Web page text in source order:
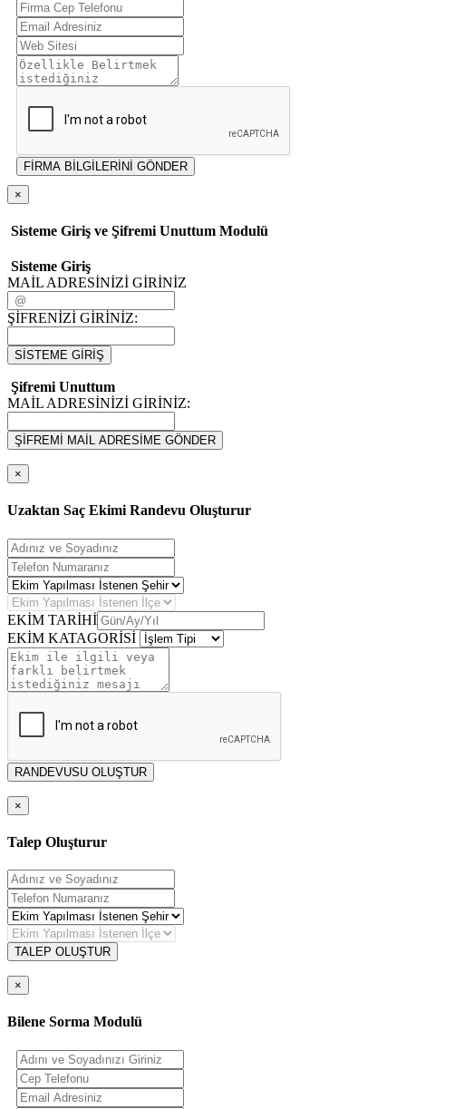
FİRMA BİLGİLERİNİ GÖNDER
×
Sisteme Giriş ve Şifremi Unuttum Modulü
Sisteme Giriş
MAİL ADRESİNİZİ GİRİNİZ
ŞİFRENİZİ GİRİNİZ:
SİSTEME GİRİŞ
Şifremi Unuttum
MAİL ADRESİNİZİ GİRİNİZ:
ŞİFREMİ MAİL ADRESİME GÖNDER
×
Uzaktan Saç Ekimi Randevu Oluşturur
EKİM TARİHİ
EKİM KATAGORİSİ
RANDEVUSU OLUŞTUR
×
Talep Oluşturur
TALEP OLUŞTUR
×
Bilene Sorma Modulü